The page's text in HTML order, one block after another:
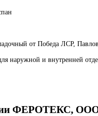
от Победа ЛСР,
наружной и внутренней
ФЕРОТЕКС,